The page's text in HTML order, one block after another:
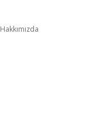
Hakkımızda